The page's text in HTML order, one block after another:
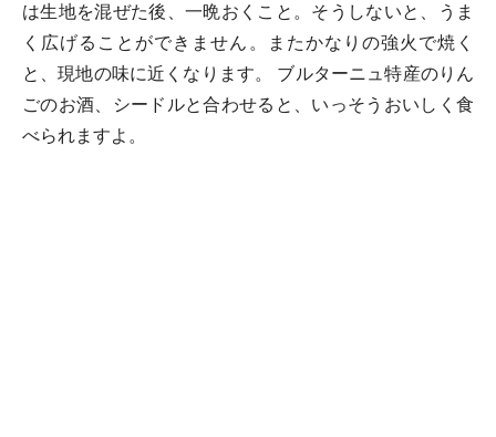
は生地を混ぜた後、一晩おくこと。そうしないと、うま
く広げることができません。またかなりの強火で焼く
と、現地の味に近くなります。 ブルターニュ特産のりん
ごのお酒、シードルと合わせると、いっそうおいしく食
べられますよ。